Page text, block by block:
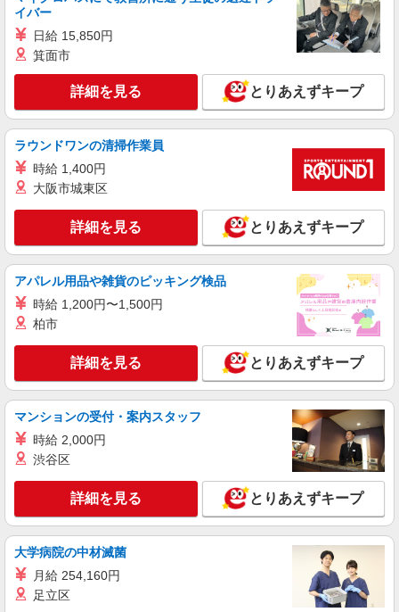
［月21万↑未経験歓迎］レディースクリニック
駅 ≪車通勤可≫ ※無料駐車場完備
キープ 詳細を見る
派遣社員
パーソルテンプスタッフ株式会社 中部コーディネートセンター一課
（岐阜）/26-0313057
［未経験OK］簡単なチェックなど庶務メイン
＊自分のペースでゆったり事務
時給1400円
岐阜県岐阜市／最寄駅：岐阜駅、名鉄岐阜駅
※駅からすぐで通いやすい！ ≪車通勤可≫ ※お
車通勤の場合、ご自身で手配・ご負担をお願いし
詳細を見る
パーソルテンプスタッフ株式会社 中部コーディネートセンター一課
（岐阜）/26-0604361
［6Hの時短ワーク★］PC入力ができれば
OK★総務部門でかんたん事務サポート
岐阜県岐阜市／最寄駅：岐阜駅、名鉄岐阜駅
※瑞穂市や羽島市方面からも通勤しやすい岐阜市
南西部エリア ≪車通勤可≫ ※駐車場は無料です
♪
キープ 詳細を見る
派遣社員
パーソルテンプスタッフ株式会社 中部コーディネートセンター一課
イバー
日給 15,850円
箕面市
詳細を見る とりあえずキープ
ラウンドワンの清掃作業員
時給 1,400円
大阪市城東区
詳細を見る とりあえずキープ
アパレル用品や雑貨のピッキング検品
時給 1,200円〜1,500円
柏市
詳細を見る とりあえずキープ
マンションの受付・案内スタッフ
時給 2,000円
渋谷区
詳細を見る とりあえずキープ
大学病院の中材滅菌
月給 254,160円
足立区